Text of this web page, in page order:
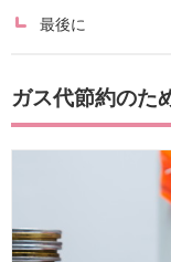
最後に
ガス代節約のた